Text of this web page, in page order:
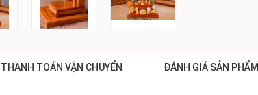
THANH TOÁN VẬN CHUYỂN ĐÁNH GIÁ SẢN PHẨM